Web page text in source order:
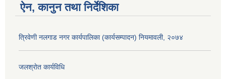
ऐन, कानुन तथा निर्देशिका
त्रिवेणी नलगाड नगर कार्यपालिका (कार्यसम्पादन) नियमावली, २०७४
जलश्राेत कार्यविधि